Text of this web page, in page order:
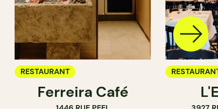
RESTAURANT
Ferreira Café